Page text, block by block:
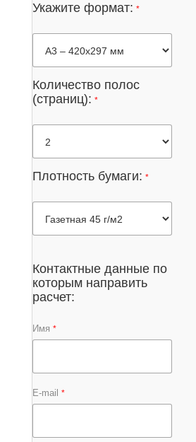
Укажите формат: *
Количество полос
(страниц): *
Плотность бумаги: *
Контактные данные по
которым направить
расчет:
Имя *
E-mail *